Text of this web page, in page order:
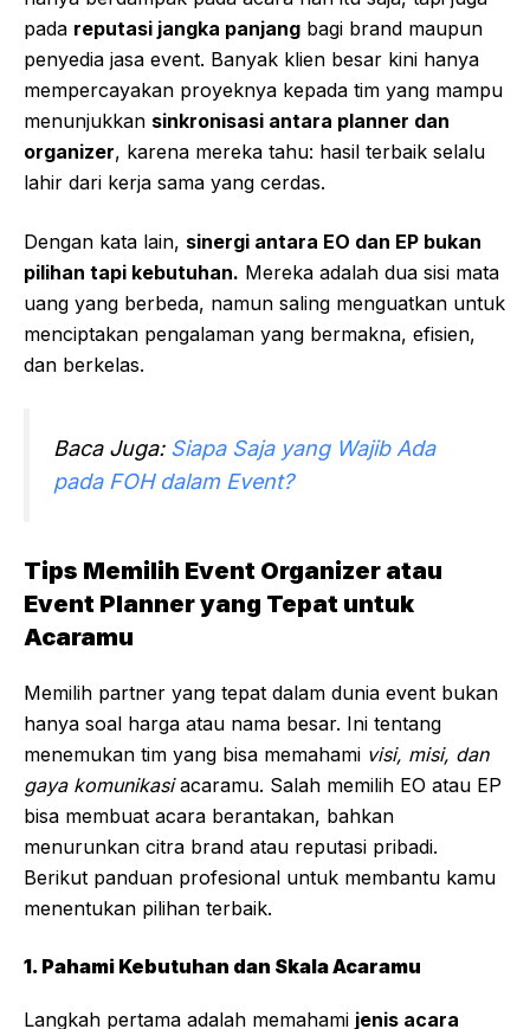
pada reputasi jangka panjang bagi brand maupun
penyedia jasa event. Banyak klien besar kini hanya
mempercayakan proyeknya kepada tim yang mampu
menunjukkan sinkronisasi antara planner dan
organizer, karena mereka tahu: hasil terbaik selalu
lahir dari kerja sama yang cerdas.
Dengan kata lain, sinergi antara EO dan EP bukan
pilihan tapi kebutuhan. Mereka adalah dua sisi mata
uang yang berbeda, namun saling menguatkan untuk
menciptakan pengalaman yang bermakna, efisien,
dan berkelas.
Baca Juga: Siapa Saja yang Wajib Ada
pada FOH dalam Event?
Tips Memilih Event Organizer atau
Event Planner yang Tepat untuk
Acaramu
Memilih partner yang tepat dalam dunia event bukan
hanya soal harga atau nama besar. Ini tentang
menemukan tim yang bisa memahami visi, misi, dan
gaya komunikasiacaramu. Salah memilih EO atau EP
bisa membuat acara berantakan, bahkan
menurunkan citra brand atau reputasi pribadi.
Berikut panduan profesional untuk membantu kamu
menentukan pilihan terbaik.
1. Pahami Kebutuhan dan Skala Acaramu
Langkah pertama adalah memahami jenis acara